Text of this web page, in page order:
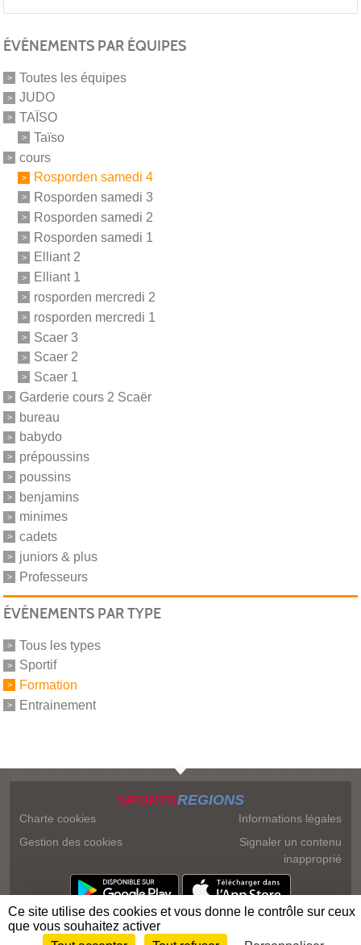
ÉVÉNEMENTS PAR ÉQUIPES
Toutes les équipes
JUDO
TAÏSO
Taïso
cours
Rosporden samedi 4
Rosporden samedi 3
Rosporden samedi 2
Rosporden samedi 1
Elliant 2
Elliant 1
rosporden mercredi 2
rosporden mercredi 1
Scaer 3
Scaer 2
Scaer 1
Garderie cours 2 Scaër
bureau
babydo
prépoussins
poussins
benjamins
minimes
cadets
juniors & plus
Professeurs
ÉVÉNEMENTS PAR TYPE
Tous les types
Sportif
Formation
Entrainement
SPORTSREGIONS
Charte cookies
Gestion des cookies
Informations légales
Signaler un contenu
inapproprié
Ce site utilise des cookies et vous donne le contrôle sur ceux
que vous souhaitez activer